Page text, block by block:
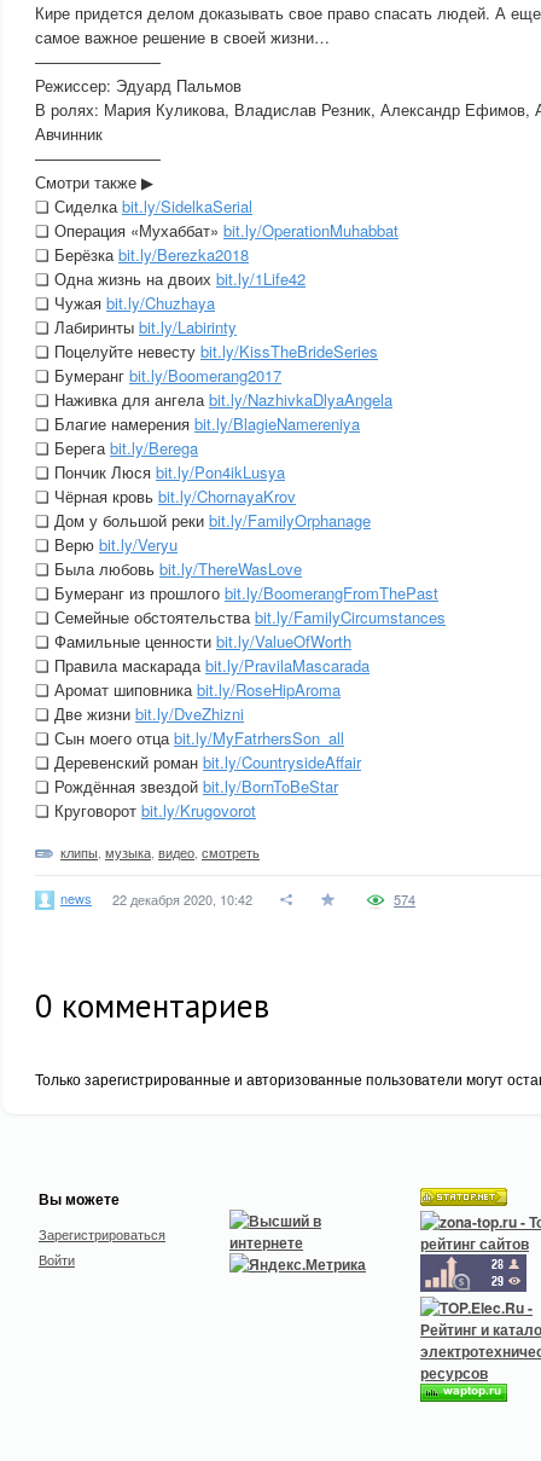
Кире придется делом доказывать свое право спасать людей. А
самое важное решение в своей жизни…
————————
Режиссер: Эдуард Пальмов
В ролях: Мария Куликова, Владислав Резник, Александр Ефимов,
Авчинник
————————
Смотри также ▶
❏ Сиделкаbit.ly/SidelkaSerial
❏ Операция «Мухаббат» bit.ly/OperationMuhabbat
❏ Берёзкаbit.ly/Berezka2018
❏ Одна жизнь на двоих bit.ly/1Life42
❏ Чужая bit.ly/Chuzhaya
❏ Лабиринты bit.ly/Labirinty
❏ Поцелуйте невесту bit.ly/KissTheBrideSeries
❏ Бумеранг bit.ly/Boomerang2017
❏ Наживка для ангелаbit.ly/NazhivkaDlyaAngela
❏ Благие намерения bit.ly/BlagieNamereniya
❏ Берегаbit.ly/Berega
❏ Пончик Люся bit.ly/Pon4ikLusya
❏ Чёрная кровь bit.ly/ChornayaKrov
❏ Дом у большой реки bit.ly/FamilyOrphanage
❏ Верю bit.ly/Veryu
❏ Была любовь bit.ly/ThereWasLove
❏ Бумеранг из прошлого bit.ly/BoomerangFromThePast
❏ Семейные обстоятельстваbit.ly/FamilyCircumstances
❏ Фамильные ценности bit.ly/ValueOfWorth
❏ Правила маскарадаbit.ly/PravilaMascarada
❏ Аромат шиповникаbit.ly/RoseHipAroma
❏ Две жизни bit.ly/DveZhizni
❏ Сын моего отцаbit.ly/MyFatrhersSon_all
❏ Деревенский роман bit.ly/CountrysideAffair
❏ Рождённая звездой bit.ly/BornToBeStar
❏ Круговорот bit.ly/Krugovorot
клипы музыка видео смотреть
news 22 декабря 2020, 10:42 574
0 комментариев
Только зарегистрированные и авторизованные пользователи могут
Вы можете
Зарегистрироваться
Войти